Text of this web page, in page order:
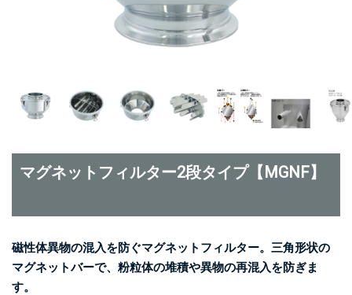
マグネットフィルター2段タイプ【MGNF】
磁性体異物の混入を防ぐマグネットフィルター。三角形状の
マグネットバーで、粉粒体の堆積や異物の再混入を防ぎま
す。